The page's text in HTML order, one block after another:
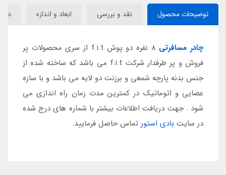
توضیحات محصول نقد و بررسی ابعاد و اندازه
چادر مسافرتی
8 نفره دو پوش f.i.t از سری محصولات پر
فروش و پر طرفدار شرکت f.i.t می باشد که ساخته شده از
جنس بدنه پارچه شمعی و برزنت دو لایه می باشد و با سازه
عصایی و اتوماتیک در کمترین مدت زمان راه اندازی می
شود . جهت دریافت اطلاعات بیشتر با شماره های درج شده
در سایت بادی استور تماس حاصل فرمایید.